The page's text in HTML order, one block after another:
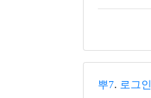
뿌7. 로그인